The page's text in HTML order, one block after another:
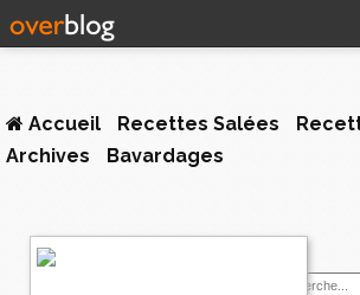
Accueil Recettes Salées
Archives
Bavardages